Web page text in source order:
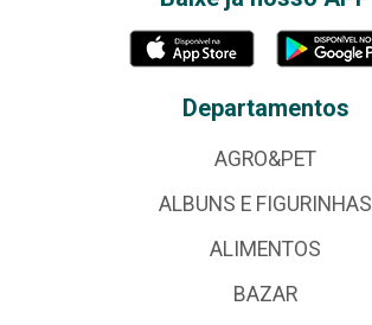
Departamentos
AGRO&PET
ALBUNS E FIGURINHAS
ALIMENTOS
BAZAR